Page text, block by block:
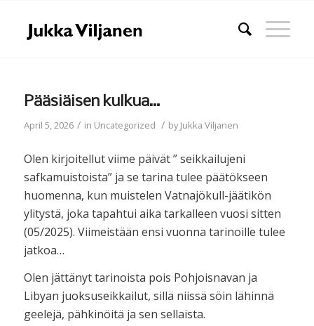
Pääsiäisen kulkua…
April 5, 2026 / in Uncategorized / byJukka Viljanen
Olen kirjoitellut viime päivät ” seikkailujeni
safkamuistoista” ja se tarina tulee päätökseen
huomenna, kun muistelen Vatnajökull-jäätikön
ylitystä, joka tapahtui aika tarkalleen vuosi sitten
(05/2025). Viimeistään ensi vuonna tarinoille tulee
jatkoa…
Olen jättänyt tarinoista pois Pohjoisnavan ja
Libyan juoksuseikkailut, sillä niissä söin lähinnä
geelejä, pähkinöitä ja sen sellaista.